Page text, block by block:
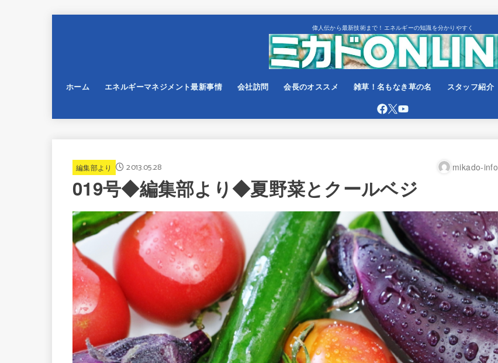
偉人伝から最新技術まで！エネルギーの知識を分かりやすく
ホーム エネルギーマネジメント最新事情 会社訪問 会長のオススメ 雑草！名もなき草の名 スタッフ紹介
編集部より 2013.05.28 mikado-info
019号◆編集部より◆夏野菜とクールベジ